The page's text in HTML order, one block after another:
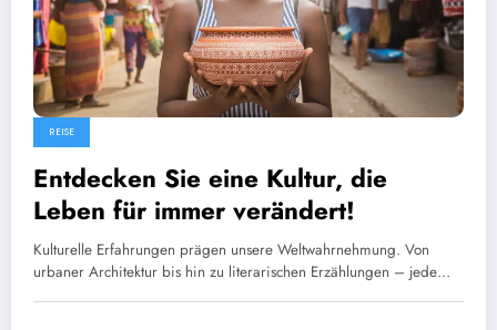
REISE
Entdecken Sie eine Kultur, die
Leben für immer verändert!
Kulturelle Erfahrungen prägen unsere Weltwahrnehmung. Von
urbaner Architektur bis hin zu literarischen Erzählungen – jede…